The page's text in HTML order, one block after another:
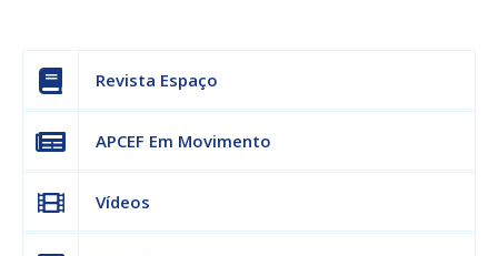
Revista Espaço
APCEF Em Movimento
Vídeos